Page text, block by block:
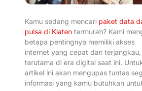
Kamu sedang mencari paket data
pulsa di Klatentermurah? Kami
betapa pentingnya memiliki akses
internet yang cepat dan terjangkau,
terutama di era digital saat ini.
artikel ini akan mengupas tuntas
informasi yang kamu butuhkan